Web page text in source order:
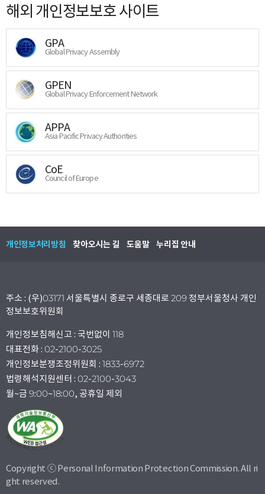
해외 개인정보보호 사이트
GPA
Global Privacy Assembly
GPEN
Global Privacy Enforcement Network
APPA
Asia Pacific Privacy Authorities
CoE
Council of Europe
개인정보처리방침 찾아오시는 길 도움말 누리집 안내
주소 : (우)03171 서울특별시 종로구 세종대로 209 정부서울청사 개인
정보보호위원회
개인정보침해신고 : 국번없이 118
대표전화 : 02-2100-3025
개인정보분쟁조정위원회 : 1833-6972
법령해석지원센터 : 02-2100-3043
월~금 9:00~18:00, 공휴일 제외
Copyright ⓒ Personal Information Protection Commission. All ri
ght reserved.